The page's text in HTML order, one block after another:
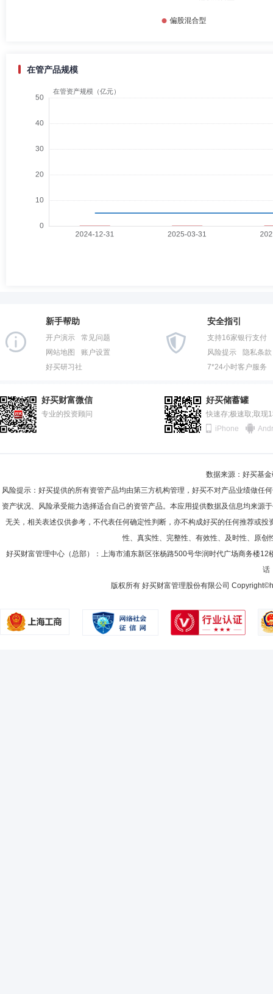
在管产品规模
新手帮助
开户演示
常见问题
网站地图
账户设置
好买研习社
安全指引
支持16家银行支付
风险提示
隐私条款
7*24小时客户服务
好买财富微信
专业的投资顾问
好买储蓄罐
快速存;极速取;取现
iPhone
数据来源：好买基
风险提示：好买提供的所有资管产品均由第三方机构管理，好买不对产品业绩做
资产状况、风险承受能力选择适合自己的资管产品。本应用提供数据及信息均来
无关，相关表述仅供参考，不代表任何确定性判断，亦不构成好买的任何推荐或
性、真实性、完整性、有效性、及时性、原
好买财富管理中心（总部）：上海市浦东新区张杨路500号华润时代广场商务楼12
话
版权所有 好买财富管理股份有限公司